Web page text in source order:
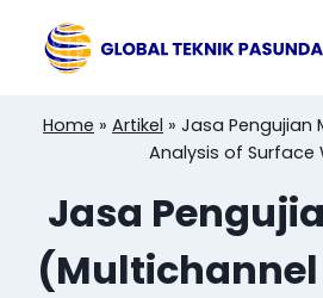
content
Home » Artikel » Jasa Pengujian
Analysis of Surface
Jasa